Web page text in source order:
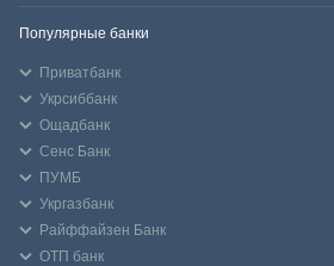
Популярные банки
Приватбанк
Укрсиббанк
Ощадбанк
Сенс Банк
ПУМБ
Укргазбанк
Райффайзен Банк
ОТП банк